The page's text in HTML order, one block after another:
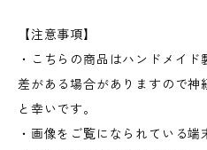
【注意事項】
・こちらの商品はハンドメイ
差がある場合がありますので神
と幸いです。
・画像をご覧になられている